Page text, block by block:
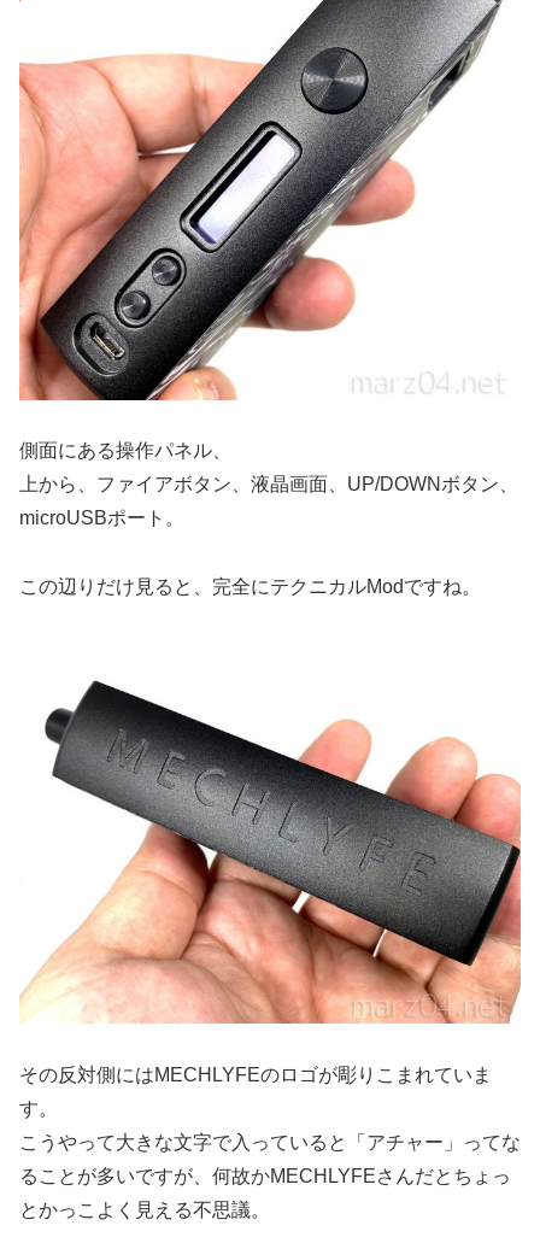
側面にある操作パネル、
上から、ファイアボタン、液晶画面、UP/DOWNボタン、
microUSBポート。
この辺りだけ見ると、完全にテクニカルModですね。
その反対側にはMECHLYFEのロゴが彫りこまれていま
す。
こうやって大きな文字で入っていると「アチャー」ってな
ることが多いですが、何故かMECHLYFEさんだとちょっ
とかっこよく見える不思議。